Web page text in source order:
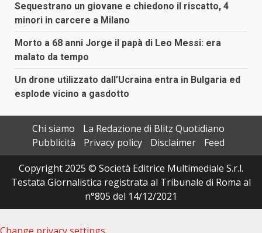
Sequestrano un giovane e chiedono il riscatto, 4
minori in carcere a Milano
Morto a 68 anni Jorge il papà di Leo Messi: era
malato da tempo
Un drone utilizzato dall’Ucraina entra in Bulgaria ed
esplode vicino a gasdotto
Chi siamo
La Redazione di Blitz Quotidiano
Pubblicità
Privacy policy Disclaimer
Feed
Copyright 2025 © Società Editrice Multimediale S.r.l.
Testata Giornalistica registrata al Tribunale di Roma al
n°805 del 14/12/2021